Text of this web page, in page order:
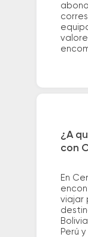
¿A
con
En
viajar
Perú